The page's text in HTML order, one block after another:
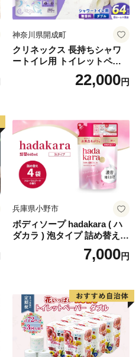
神奈川県開成町
クリネックス 長持ちシャワ
ートイレ用 トイレットペー
パー（ダブル）64ロール(8ロ
ール×8パック) 開成町 トイレ
蓄 防災 エコ 消耗品 生活雑貨
生活用品 無香料 トイレット
ペーパー ダブル といれっと
ぺーぱー トイレ クレシア ト
イレットペーパー [BDBH002
-1]
22,000円
兵庫県小野市
ボディソープ hadakara ( ハ
ダカラ ) 泡タイプ 詰め替え 4
40ml×4袋 ボディーソープ 泡
ボディソープ 泡 日用品 消耗
泡石鹸 石鹸 兵庫 兵庫県 小野
7,000円